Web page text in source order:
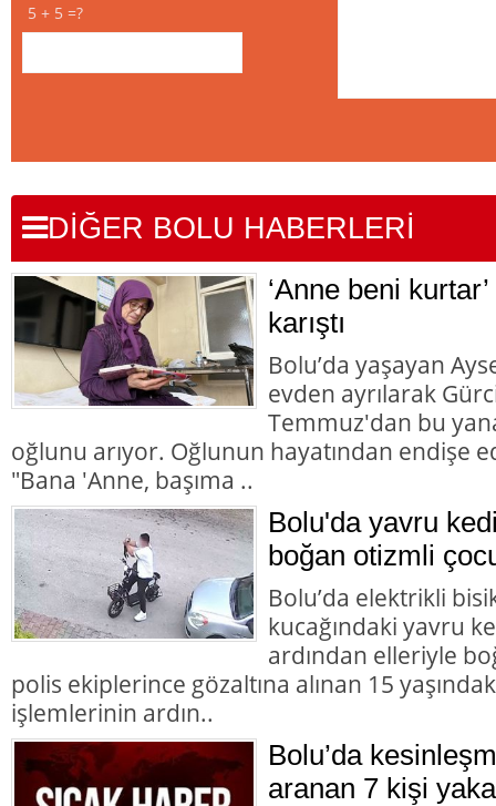
5 + 5 =?
DİĞER BOLU HABERLERİ
‘Anne beni
karıştı
Bolu’da yaşayan
evden ayrılarak
Temmuz'dan bu
oğlunu arıyor. Oğlunun hayatından endişe
"Bana 'Anne, başıma ..
Bolu'da yavru
boğan otizmli
Bolu’da elektrikli
kucağındaki yavru
ardından elleriyle
polis ekiplerince gözaltına alınan 15
işlemlerinin ardın..
Bolu’da
aranan 7 kişi